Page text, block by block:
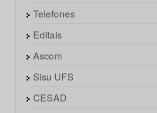
Telefones
Editais
Ascom
Sisu UFS
CESAD